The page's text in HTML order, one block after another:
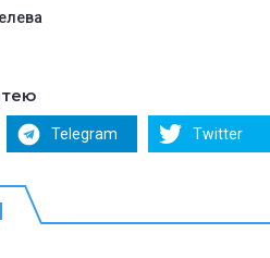
Telegram Twitter